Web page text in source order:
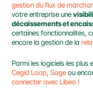
gestion du flux de
votre entreprise une
décaissements et
certaines fonctionnalités,
encore la gestion de la
Cegid Loop, Sage ou
connecter avec Libeo !